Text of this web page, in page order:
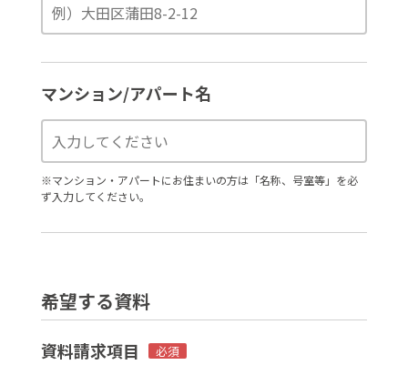
マンション/アパート名
※マンション・アパートにお住まいの方は「名称、号室等」を必
ず入力してください。
希望する資料
資料請求項目 必須